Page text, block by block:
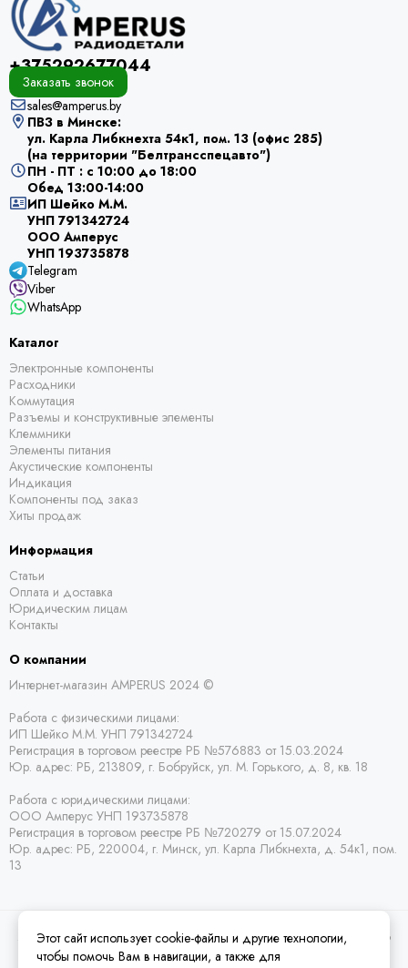
+375292677044
Заказать звонок
sales@amperus.by
ПВЗ в Минске:
ул. Карла Либкнехта 54к1, пом. 13 (офис 285)
(на территории "Белтрансспецавто")
ПН - ПТ : с 10:00 до 18:00
Обед 13:00-14:00
ИП Шейко М.М.
УНП 791342724
ООО Амперус
УНП 193735878
Telegram
Viber
WhatsApp
Каталог
Электронные компоненты
Расходники
Коммутация
Разъемы и конструктивные элементы
Клеммники
Элементы питания
Акустические компоненты
Индикация
Компоненты под заказ
Хиты продаж
Информация
Статьи
Оплата и доставка
Юридическим лицам
Контакты
О компании
Интернет-магазин AMPERUS 2024 ©
Работа с физическими лицами:
ИП Шейко М.М. УНП 791342724
Регистрация в торговом реестре РБ №576883 от 15.03.2024
Юр. адрес: РБ, 213809, г. Бобруйск, ул. М. Горького, д. 8, кв. 18
Работа с юридическими лицами:
ООО Амперус УНП 193735878
Регистрация в торговом реестре РБ №720279 от 15.07.2024
Юр. адрес: РБ, 220004, г. Минск, ул. Карла Либкнехта, д. 54к1, пом.
13
2026 © Amperus Радиодетали Минск | купить в розницу, оптом и почтой по
Беларуси.Карта сайта
Этот сайт использует cookie-файлы и другие технологии,
чтобы помочь Вам в навигации, а также для